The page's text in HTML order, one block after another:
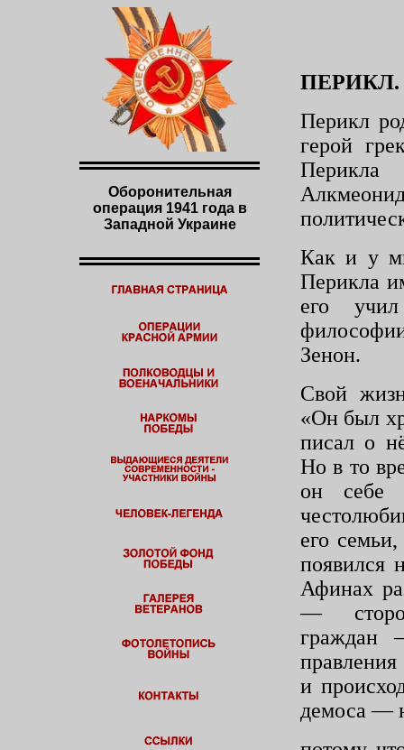
Оборонительная
операция 1941 года в
Западной Украине
ПЕРИКЛ.
Перикл
герой
Перикла
Как и у
Перикла
его
Зенон.
Свой
«Он был
писал о
Но в то
он себе
его
появился
Афинах
—
граждан
и
демоса —